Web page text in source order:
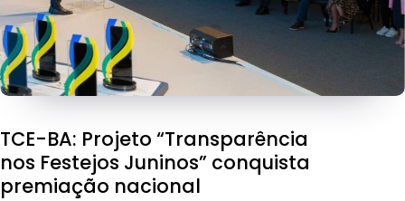
TCE-BA: Projeto “Transparência
nos Festejos Juninos” conquista
premiação nacional